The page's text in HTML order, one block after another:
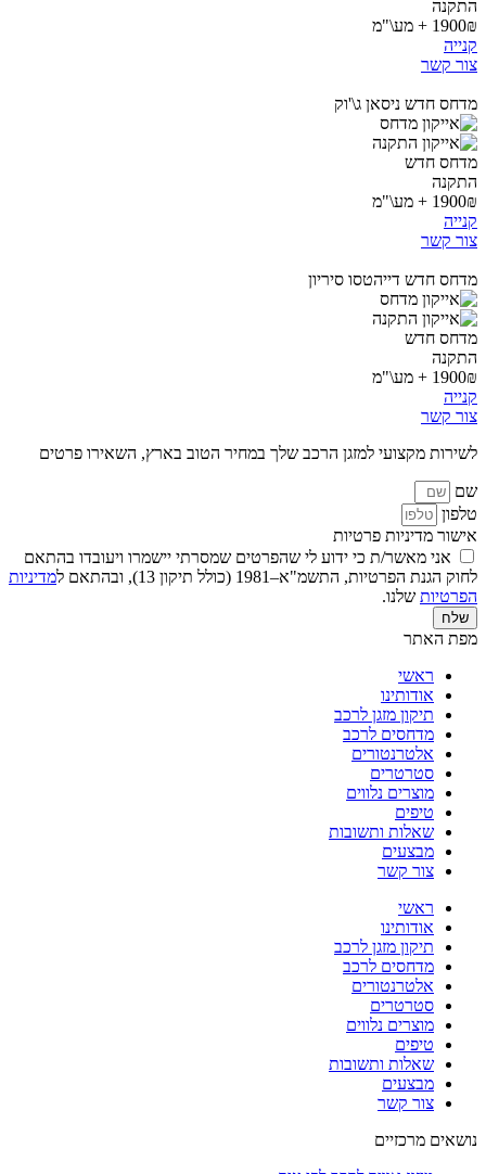
התקנה
1900₪ + מע\"מ
קנייה
צור קשר
מדחס חדש ניסאן ג\'וק
מדחס חדש
התקנה
1900₪ + מע\"מ
קנייה
צור קשר
מדחס חדש דייהטסו סיריון
מדחס חדש
התקנה
1900₪ + מע\"מ
קנייה
צור קשר
לשירות מקצועי למזגן הרכב שלך במחיר הטוב בארץ, השאירו פרטים
שם
טלפון
אישור מדיניות פרטיות
אני מאשר/ת כי ידוע לי שהפרטים שמסרתי יישמרו ויעובדו בהתאם
לחוק הגנת הפרטיות, התשמ"א–1981 (כולל תיקון 13), ובהתאם ל
מדיניות
הפרטיות שלנו.
שלח
מפת האתר
ראשי
אודותינו
תיקון מזגן לרכב
מדחסים לרכב
אלטרנטורים
סטרטרים
מוצרים נלווים
טיפים
שאלות ותשובות
מבצעים
צור קשר
ראשי
אודותינו
תיקון מזגן לרכב
מדחסים לרכב
אלטרנטורים
סטרטרים
מוצרים נלווים
טיפים
שאלות ותשובות
מבצעים
צור קשר
נושאים מרכזיים